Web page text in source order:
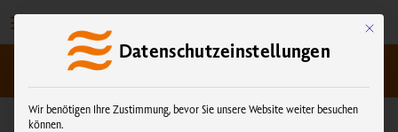
Inhalt
springen
kundenservice@physiotherm.com
Mit
Datenschutzeinstellungen
Wir benötigen Ihre Zustimmung, bevor Sie unsere Website weiter besuchen
können.